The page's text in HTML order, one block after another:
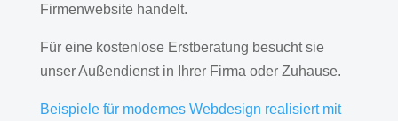
Firmenwebsite handelt.
Für eine kostenlose Erstberatung besucht sie
unser Außendienst in Ihrer Firma oder Zuhause.
Beispiele für modernes Webdesign realisiert mit